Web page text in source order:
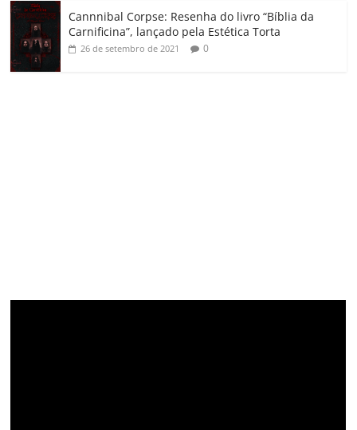
Cannnibal Corpse: Resenha do livro “Bíblia da
Carnificina”, lançado pela Estética Torta
26 de setembro de 2021 0